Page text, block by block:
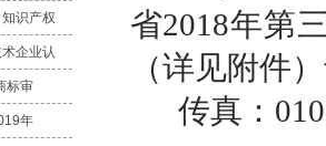
识产权
企业认
标审
年
省2018年第
（详见附件
传真：